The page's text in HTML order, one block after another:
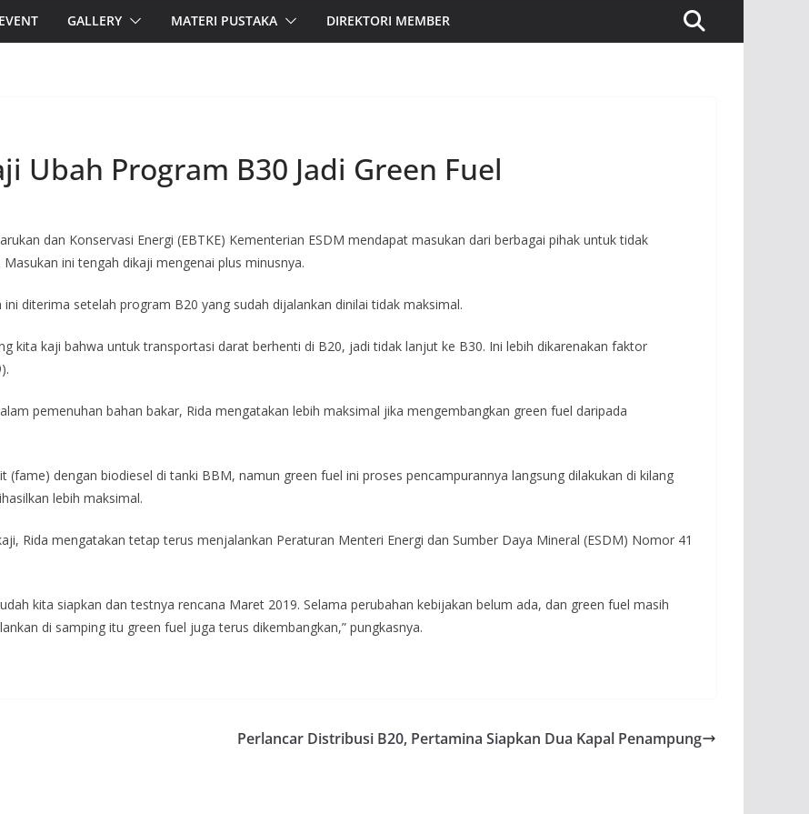
EVENT GALLERY MATERI PUSTAKA DIREKTORI MEMBER
Ubah Program B30 Jadi Green Fuel
dan Konservasi Energi (EBTKE) Kementerian ESDM mendapat masukan dari berbagai pihak untuk tidak
ini tengah dikaji mengenai plus minusnya.
diterima setelah program B20 yang sudah dijalankan dinilai tidak maksimal.
kita kaji bahwa untuk transportasi darat berhenti di B20, jadi tidak lanjut ke B30. Ini lebih dikarenakan faktor
pemenuhan bahan bakar, Rida mengatakan lebih maksimal jika mengembangkan green fuel daripada
(fame) dengan biodiesel di tanki BBM, namun green fuel ini proses pencampurannya langsung dilakukan di kilang
lebih maksimal.
Rida mengatakan tetap terus menjalankan Peraturan Menteri Energi dan Sumber Daya Mineral (ESDM) Nomor 41
kita siapkan dan testnya rencana Maret 2019. Selama perubahan kebijakan belum ada, dan green fuel masih
di samping itu green fuel juga terus dikembangkan,” pungkasnya.
Perlancar Distribusi B20, Pertamina Siapkan Dua Kapal Penampung